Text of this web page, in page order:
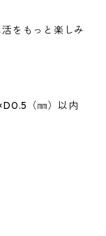
をもっと楽しみ
（㎜）以内